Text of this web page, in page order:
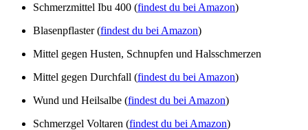
Schmerzmittel Ibu 400 (findest du bei Amazon)
Blasenpflaster (findest du bei Amazon)
Mittel gegen Husten, Schnupfen und Halsschmerzen
Mittel gegen Durchfall (findest du bei Amazon)
Wund und Heilsalbe (findest du bei Amazon)
Schmerzgel Voltaren (findest du bei Amazon)